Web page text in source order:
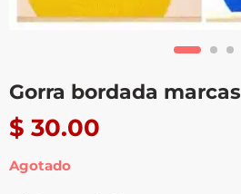
Gorra bordada marcas
$ 30.00
Agotado